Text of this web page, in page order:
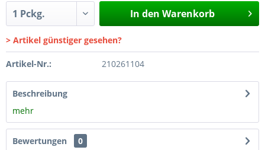
In den Warenkorb
> Artikel günstiger gesehen?
Artikel-Nr.: 210261104
Beschreibung
mehr
Bewertungen
0